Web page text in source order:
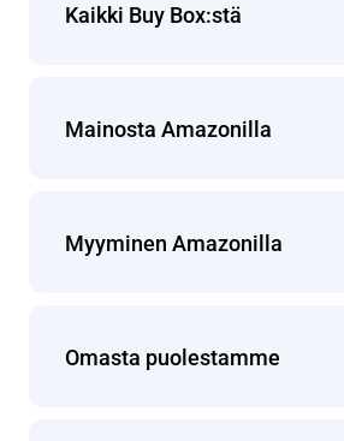
Kaikki Buy Box:stä
Mainosta Amazonilla
Myyminen Amazonilla
Omasta puolestamme